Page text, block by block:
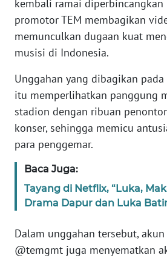
kembali ramai
promotor TEM membagikan
memunculkan dugaan kuat
musisi di Indonesia.
Unggahan yang dibagikan
itu memperlihatkan panggung
stadion dengan ribuan
konser, sehingga memicu
para penggemar.
Baca Juga:
Tayang di Netflix, “Luka,
Drama Dapur dan Luka
Dalam unggahan tersebut,
@temgmt juga menyematkan
Informasi
BERITA
KONTAK
KAMI
IKLAN
TENTANG
SIBER